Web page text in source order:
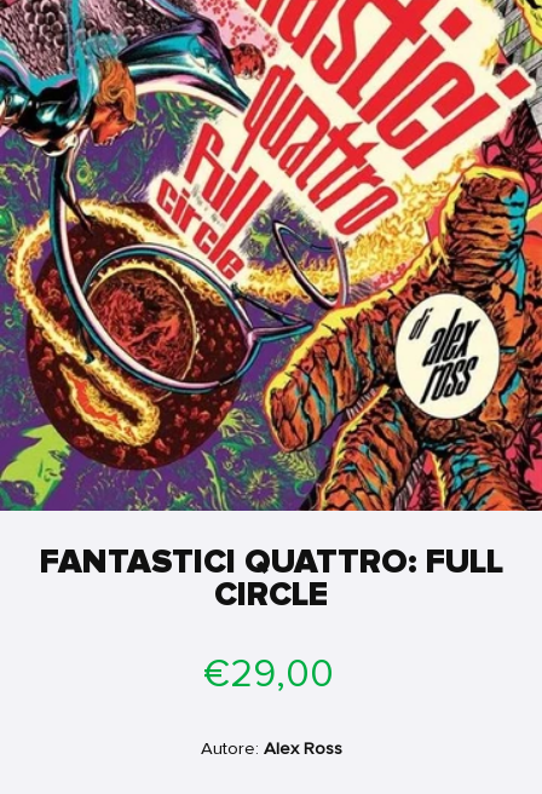
FANTASTICI QUATTRO: FULL
CIRCLE
Prezzo
di
€29,00
Autore: Alex Ross